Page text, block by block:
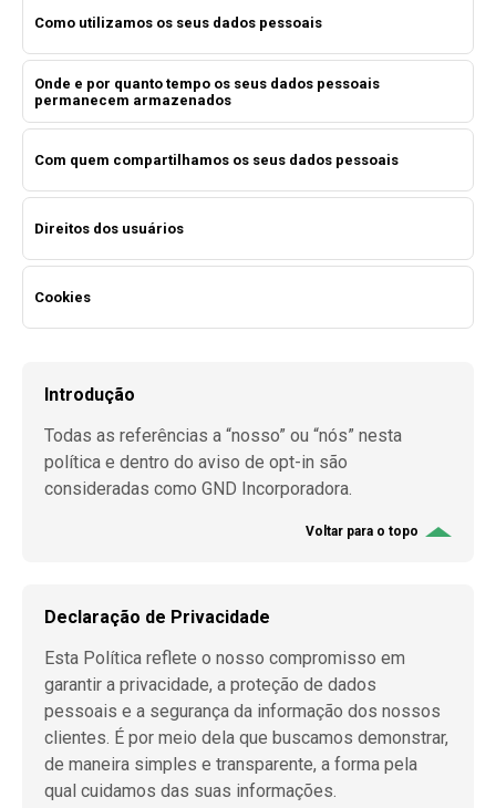
Como utilizamos os seus dados pessoais
Onde e por quanto tempo os seus dados pessoais
permanecem armazenados
Com quem compartilhamos os seus dados pessoais
Direitos dos usuários
Cookies
Introdução
Todas as referências a “nosso” ou “nós” nesta
política e dentro do aviso de opt-in são
consideradas como GND Incorporadora.
Voltar para o topo
Declaração de Privacidade
Esta Política reflete o nosso compromisso em
garantir a privacidade, a proteção de dados
pessoais e a segurança da informação dos nossos
clientes. É por meio dela que buscamos demonstrar,
de maneira simples e transparente, a forma pela
qual cuidamos das suas informações.